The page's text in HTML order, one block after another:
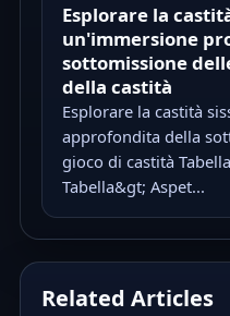
Esplorare la
un'immersione
sottomissione
della castità
Esplorare la castità
approfondita della
gioco di castità
Tabella&gt; Aspet...
Related Articles